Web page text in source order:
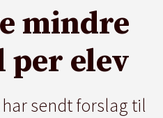
mindre
per elev
sendt forslag til